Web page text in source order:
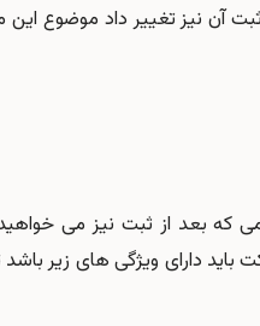
آن نیز تغییر داد موضوع این
که بعد از ثبت نیز می خواهید
3 سیلابی باشد. اسم شرکت باید دارای ویژگی